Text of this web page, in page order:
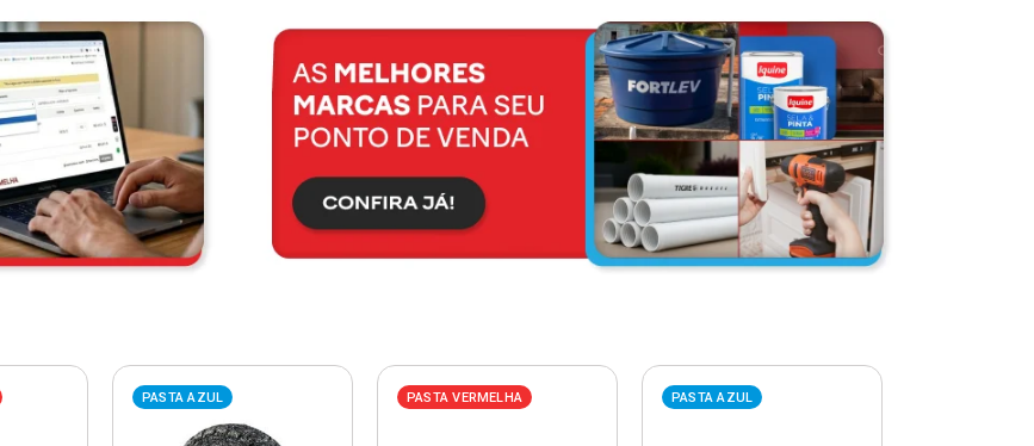
PASTA AZUL PASTA VERMELHA PASTA AZUL